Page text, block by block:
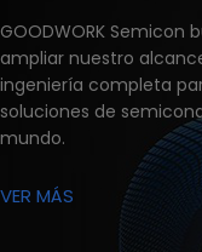
GOODWORK Semicon
ampliar nuestro
ingeniería completa
soluciones de
mundo.
VER MÁS